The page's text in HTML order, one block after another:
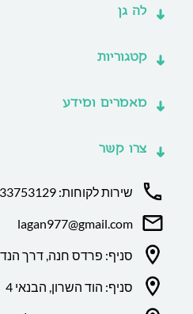
לה גן
קטגוריות
מאמרים ומידע
צרו קשר
שירות לקוחות: 0733753129
lagan977@gmail.com
סניף: פרדס חנה, דרך הנדיב
סניף: הוד השרון, הבנאי 4